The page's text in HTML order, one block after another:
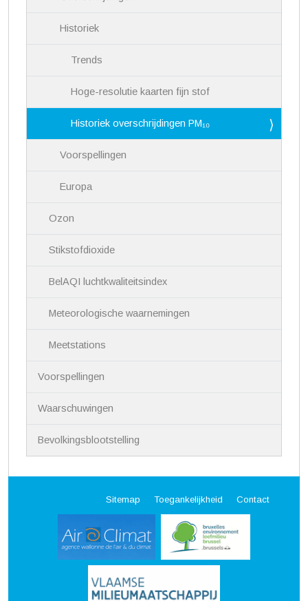
Historiek
Trends
Hoge-resolutie kaarten fijn stof
Historiek overschrijdingen PM₁₀
Voorspellingen
Europa
Ozon
Stikstofdioxide
BelAQI luchtkwaliteitsindex
Meteorologische waarnemingen
Meetstations
Voorspellingen
Waarschuwingen
Bevolkingsblootstelling
Sitemap Toegankelijkheid Contact